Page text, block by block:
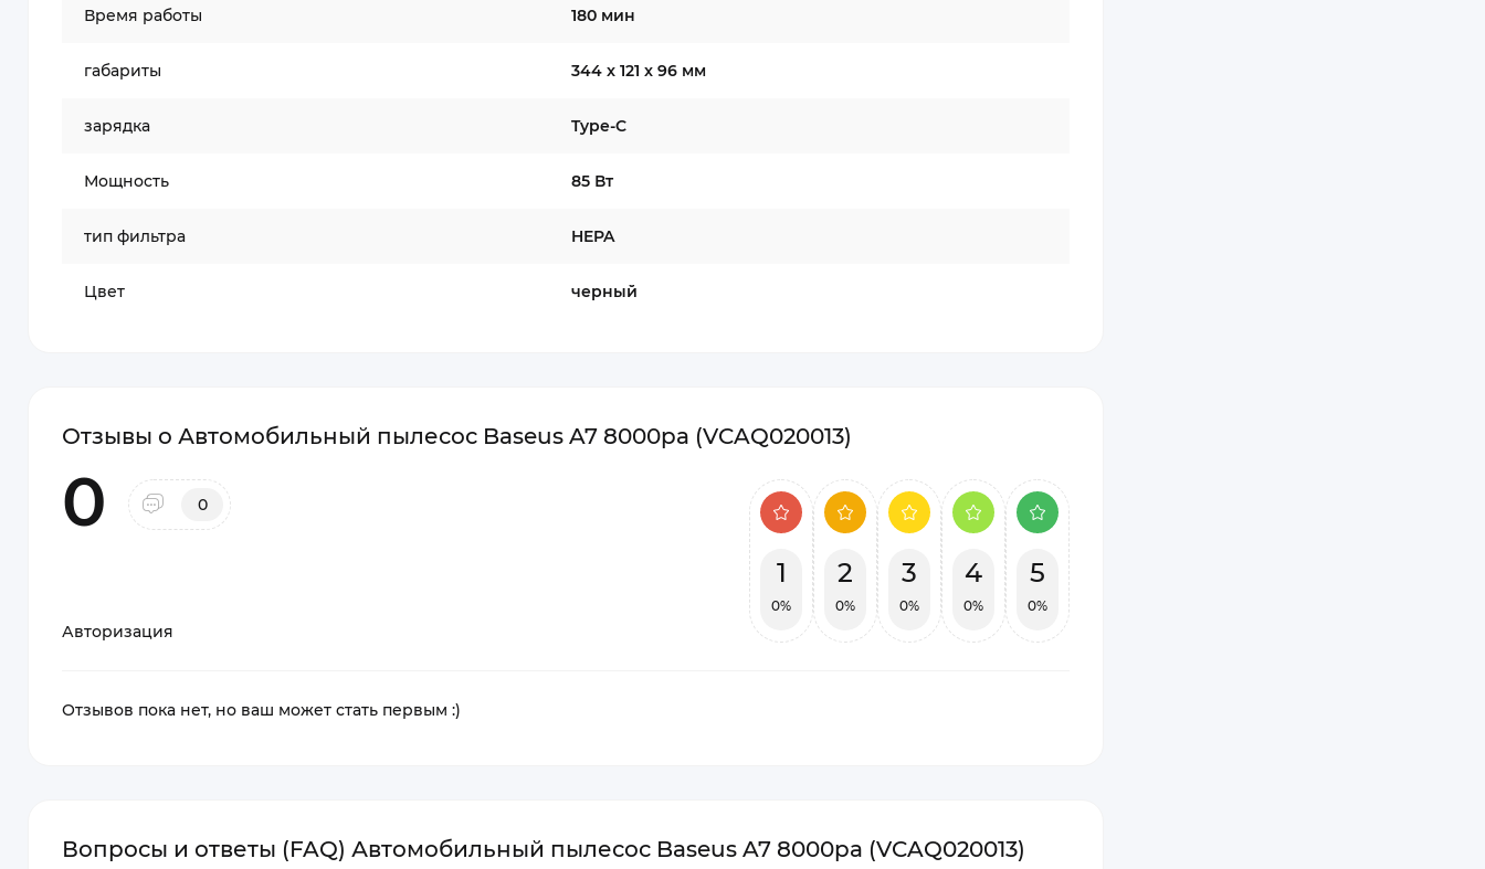
Время работы 180 мин
габариты 344 x 121 x 96 мм
зарядка Type-C
Мощность 85 Вт
тип фильтра HEPA
Цвет черный
Отзывы о Автомобильный пылесос Baseus A7 8000pa (VCAQ020013)
0 0
Авторизация
1
0%
2
0%
3
0%
4
0%
5
0%
Отзывов пока нет, но ваш может стать первым :)
Вопросы и ответы (FAQ) Автомобильный пылесос Baseus A7 8000pa (VCAQ020013)